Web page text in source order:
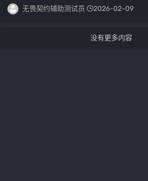
优化服务器降低延迟，还推出专属中guo风皮肤
如"青龙"...
无畏契约辅助测试员 2026-02-09
没有更多内容